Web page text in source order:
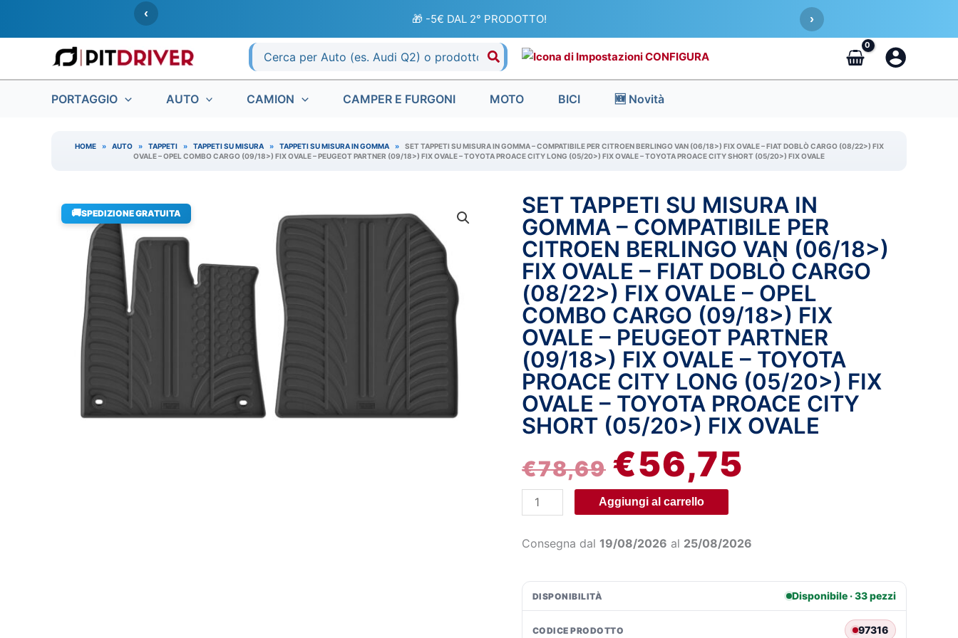
‹ 🎁 -5€ DAL 2° PRODOTTO! ›
Ricerca
per:
CONFIGURA
PORTAGGIO AUTO CAMION CAMPER E FURGONI MOTO BICI 🆕 Novità
HOME » AUTO » TAPPETI » TAPPETI SU MISURA » TAPPETI SU MISURA IN GOMMA »
SET TAPPETI SU MISURA IN GOMMA – COMPATIBILE PER CITROEN BERLINGO VAN (06/18>) FIX OVALE – FIAT DOBLÒ CARGO (08/22>) FIX
OVALE – OPEL COMBO CARGO (09/18>) FIX OVALE – PEUGEOT PARTNER (09/18>) FIX OVALE – TOYOTA PROACE CITY LONG (05/20>) FIX OVALE – TOYOTA PROACE CITY SHORT (05/20>) FIX OVALE
🚚SPEDIZIONE GRATUITA
SET TAPPETI SU MISURA IN
GOMMA – COMPATIBILE PER
CITROEN BERLINGO VAN (06/18>)
FIX OVALE – FIAT DOBLÒ CARGO
(08/22>) FIX OVALE – OPEL
COMBO CARGO (09/18>) FIX
OVALE – PEUGEOT PARTNER
(09/18>) FIX OVALE – TOYOTA
PROACE CITY LONG (05/20>) FIX
OVALE – TOYOTA PROACE CITY
SHORT (05/20>) FIX OVALE
€78,69
IL
PREZZO
ORIGINALE
ERA:
€78,69.
€56,75
IL
PREZZO
ATTUALE
È:
€56,75.
Set
tappeti
su
misura
in
gomma
-
compatibile
per
Citroen
Berlingo
Van
(06/18>)
ovale
Fiat
Doblò
Cargo
(08/22>)
ovale
-
Opel
Aggiungi al carrello
Consegna dal 19/08/2026 al 25/08/2026
DISPONIBILITÀ Disponibile · 33 pezzi
CODICE PRODOTTO 97316